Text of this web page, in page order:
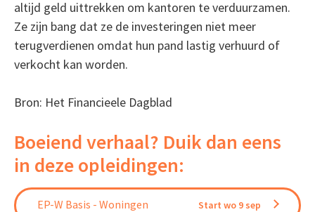
altijd geld uittrekken om kantoren te verduurzamen.
Ze zijn bang dat ze de investeringen niet meer
terugverdienen omdat hun pand lastig verhuurd of
verkocht kan worden.
Bron: Het Financieele Dagblad
Boeiend verhaal? Duik dan eens
in deze opleidingen:
EP-W Basis - Woningen Start wo 9 sep